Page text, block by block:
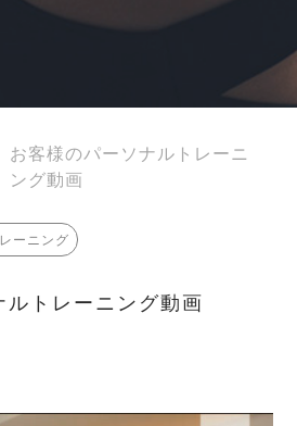
お客様のパーソナルトレーニ
ング動画
ーニング
ルトレーニング動画